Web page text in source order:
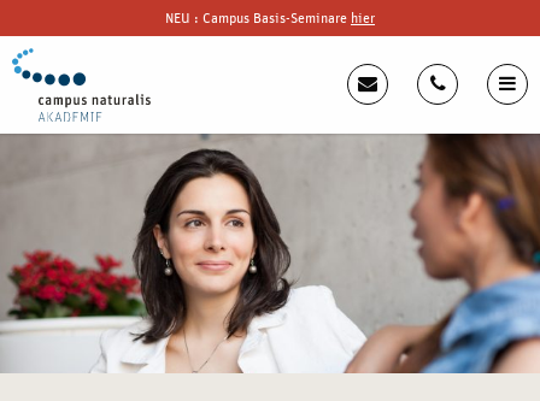
NEU : Campus Basis-Seminare hier